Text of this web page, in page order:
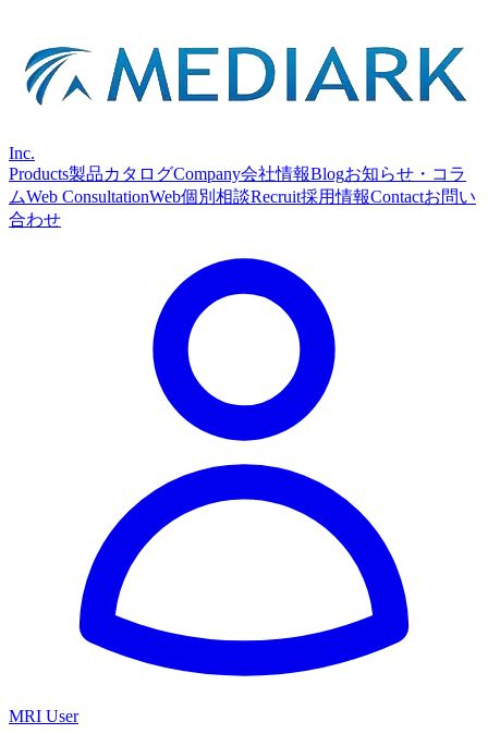
Inc.
Products製品カタログCompany会社情報Blogお知らせ・コラ
ムWeb ConsultationWeb個別相談Recruit採用情報Contactお問い
合わせ
MRI User